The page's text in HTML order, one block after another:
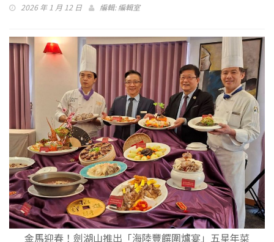
2026 年 1 月 12 日 編輯:編輯室
金馬迎春！劍湖山推出「海陸豐饌圍爐宴」五星年菜